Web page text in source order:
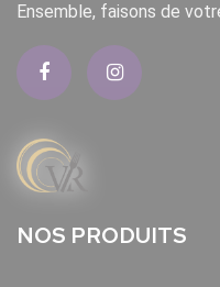
Ensemble, faisons de
NOS PRODUITS